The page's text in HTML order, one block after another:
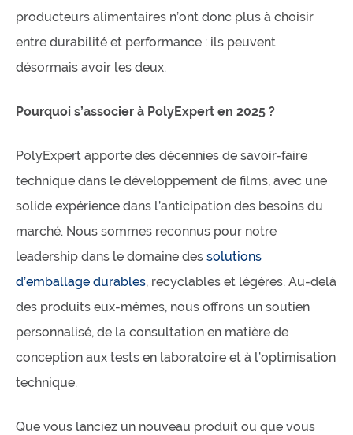
producteurs alimentaires n’ont donc plus à choisir
entre durabilité et performance : ils peuvent
désormais avoir les deux.
Pourquoi s’associer à PolyExpert en 2025 ?
PolyExpert apporte des décennies de savoir-faire
technique dans le développement de films, avec une
solide expérience dans l’anticipation des besoins du
marché. Nous sommes reconnus pour notre
leadership dans le domaine des solutions
d’emballage durables, recyclables et légères. Au-delà
des produits eux-mêmes, nous offrons un soutien
personnalisé, de la consultation en matière de
conception aux tests en laboratoire et à l’optimisation
technique.
Que vous lanciez un nouveau produit ou que vous